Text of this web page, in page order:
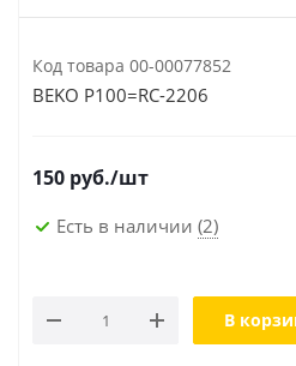
Код товара 00-00077852
BEKO P100=RC-2206
150 руб./шт
Есть в наличии (2)
В